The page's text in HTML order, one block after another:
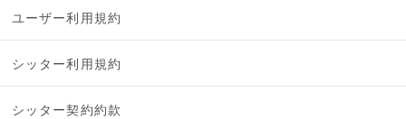
ユーザー利用規約
シッター利用規約
シッター契約約款